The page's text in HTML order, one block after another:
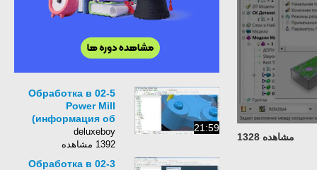
مشاهده 1328
21:59
02-5 Обработка в
Power Mill
(информация об
уроке в описании
под видео)
deluxeboy
1392 مشاهده
02-3 Обработка в